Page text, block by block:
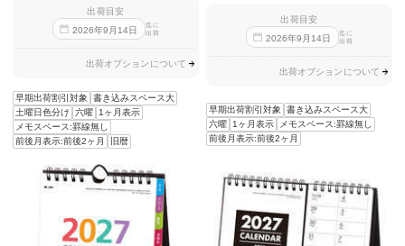
出荷目安
2026年9 月 14日
迄に
出荷
出荷オプションについて
早期出荷割引対象
書き込みスペース大
土曜日色分け
六曜
1ヶ月表示
メモスペース:罫線無し
前後月表示:前後2ヶ月
旧暦
出荷目安
2026年9 月14日
迄に
出荷
出荷オプションについて
早期出荷割引対象
書き込みスペース大
六曜
1ヶ月表示
メモスペース:罫線無し
前後月表示:前後2ヶ月